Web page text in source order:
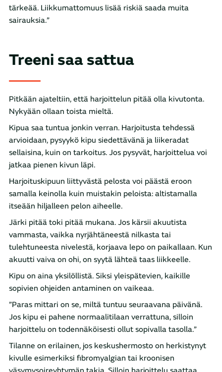
tärkeää. Liikkumattomuus lisää riskiä saada muita
sairauksia.”
Treeni saa sattua
Pitkään ajateltiin, että harjoittelun pitää olla kivutonta.
Nykyään ollaan toista mieltä.
Kipua saa tuntua jonkin verran. Harjoitusta tehdessä
arvioidaan, pysyykö kipu siedettävänä ja liikeradat
sellaisina, kuin on tarkoitus. Jos pysyvät, harjoittelua voi
jatkaa pienen kivun läpi.
Harjoituskipuun liittyvästä pelosta voi päästä eroon
samalla keinolla kuin muistakin peloista: altistamalla
itseään hiljalleen pelon aiheelle.
Järki pitää toki pitää mukana. Jos kärsii akuutista
vammasta, vaikka nyrjähtäneestä nilkasta tai
tulehtuneesta nivelestä, korjaava lepo on paikallaan. Kun
akuutti vaiva on ohi, on syytä lähteä taas liikkeelle.
Kipu on aina yksilöllistä. Siksi yleispätevien, kaikille
sopivien ohjeiden antaminen on vaikeaa.
”Paras mittari on se, miltä tuntuu seuraavana päivänä.
Jos kipu ei pahene normaalitilaan verrattuna, silloin
harjoittelu on todennäköisesti ollut sopivalla tasolla.”
Tilanne on erilainen, jos keskushermosto on herkistynyt
kivulle esimerkiksi fibromyalgian tai kroonisen